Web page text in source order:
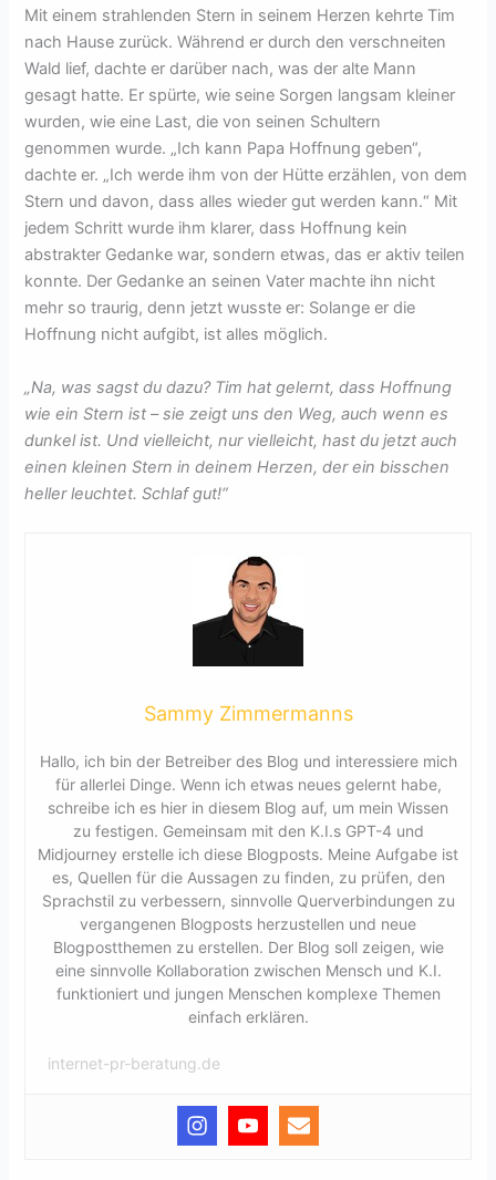
Mit einem strahlenden Stern in seinem Herzen kehrte Tim
nach Hause zurück. Während er durch den verschneiten
Wald lief, dachte er darüber nach, was der alte Mann
gesagt hatte. Er spürte, wie seine Sorgen langsam kleiner
wurden, wie eine Last, die von seinen Schultern
genommen wurde. „Ich kann Papa Hoffnung geben“,
dachte er. „Ich werde ihm von der Hütte erzählen, von dem
Stern und davon, dass alles wieder gut werden kann.“ Mit
jedem Schritt wurde ihm klarer, dass Hoffnung kein
abstrakter Gedanke war, sondern etwas, das er aktiv teilen
konnte. Der Gedanke an seinen Vater machte ihn nicht
mehr so traurig, denn jetzt wusste er: Solange er die
Hoffnung nicht aufgibt, ist alles möglich.
„Na, was sagst du dazu? Tim hat gelernt, dass Hoffnung
wie ein Stern ist – sie zeigt uns den Weg, auch wenn es
dunkel ist. Und vielleicht, nur vielleicht, hast du jetzt auch
einen kleinen Stern in deinem Herzen, der ein bisschen
heller leuchtet. Schlaf gut!“
Sammy Zimmermanns
Hallo, ich bin der Betreiber des Blog und interessiere mich
für allerlei Dinge. Wenn ich etwas neues gelernt habe,
schreibe ich es hier in diesem Blog auf, um mein Wissen
zu festigen. Gemeinsam mit den K.I.s GPT-4 und
Midjourney erstelle ich diese Blogposts. Meine Aufgabe ist
es, Quellen für die Aussagen zu finden, zu prüfen, den
Sprachstil zu verbessern, sinnvolle Querverbindungen zu
vergangenen Blogposts herzustellen und neue
Blogpostthemen zu erstellen. Der Blog soll zeigen, wie
eine sinnvolle Kollaboration zwischen Mensch und K.I.
funktioniert und jungen Menschen komplexe Themen
einfach erklären.
internet-pr-beratung.de